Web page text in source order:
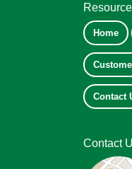
Home
Contact
Contact